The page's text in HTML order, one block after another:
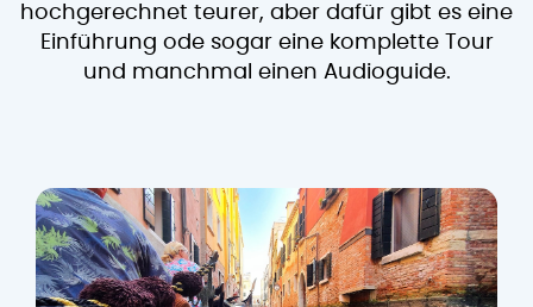
hochgerechnet teurer, aber dafür gibt es eine
Einführung ode sogar eine komplette Tour
und manchmal einen Audioguide.